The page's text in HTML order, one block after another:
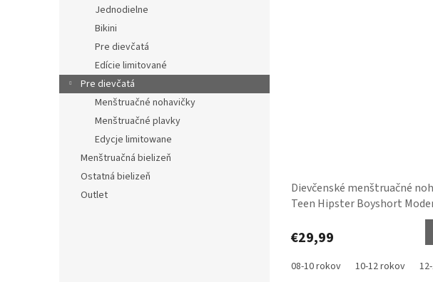
Jednodielne
Bikini
Pre dievčatá
Edície limitované
Pre dievčatá
Menštruačné nohavičky
Menštruačné plavky
Edycje limitowane
Menštruačná bielizeň
Ostatná bielizeň
Outlet
Dievčenské menštruačné
Teen Hipster Boyshort
€29,99
08-10 rokov 10-12 rokov